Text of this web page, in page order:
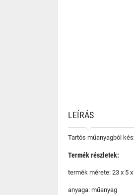
LEÍRÁS
Tartós műanyagból
Termék részletek:
termék mérete: 23 x 5
anyaga: műanyag